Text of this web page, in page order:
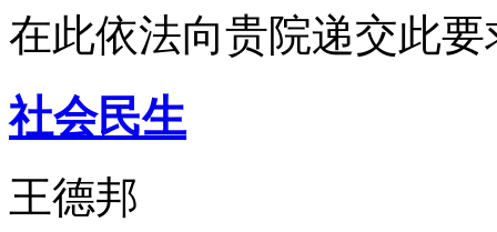
在此依法向贵院递交此要
社会民生
王德邦